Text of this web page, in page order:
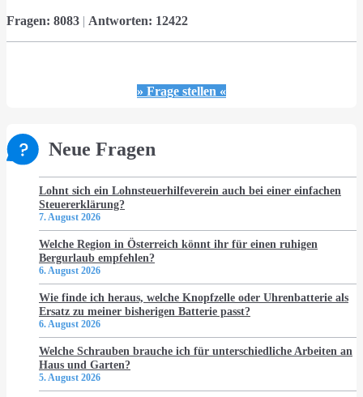
Fragen: 8083 | Antworten: 12422
» Frage stellen «
Neue Fragen
Lohnt sich ein Lohnsteuerhilfeverein auch bei einer einfachen
Steuererklärung?
7. August 2026
Welche Region in Österreich könnt ihr für einen ruhigen
Bergurlaub empfehlen?
6. August 2026
Wie finde ich heraus, welche Knopfzelle oder Uhrenbatterie als
Ersatz zu meiner bisherigen Batterie passt?
6. August 2026
Welche Schrauben brauche ich für unterschiedliche Arbeiten an
Haus und Garten?
5. August 2026